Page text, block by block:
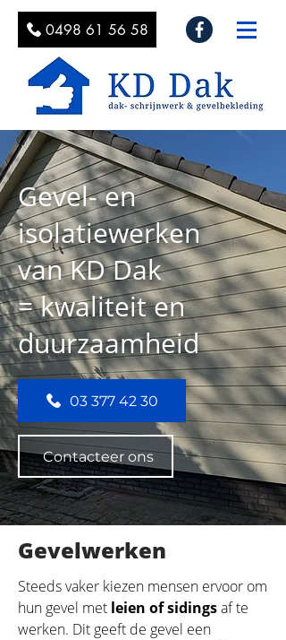
0498 61 56 58
Gevel- en
isolatiewerken
van KD Dak
= kwaliteit en
duurzaamheid
03 377 42 30
Contacteer ons
Gevelwerken
Steeds vaker kiezen mensen ervoor om
hun gevel met leien of sidingsaf te
werken. Dit geeft de gevel een